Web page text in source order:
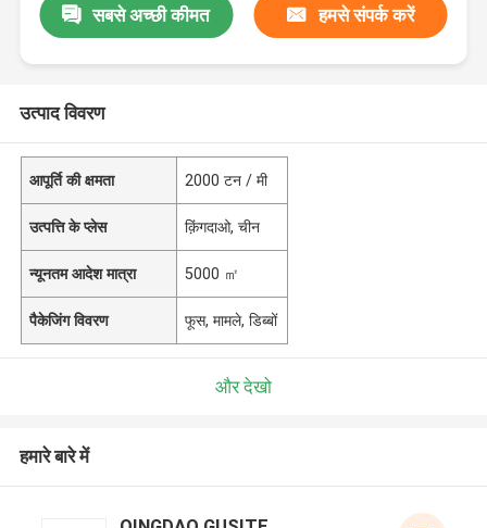
सबसे अच्छी कीमत हमसे संपर्क करें
उत्पाद विवरण
आपूर्ति की क्षमता 2000 टन / मी
उत्पत्ति के प्लेस क़िंगदाओ, चीन
न्यूनतम आदेश मात्रा 5000 ㎡
पैकेजिंग विवरण फूस, मामले, डिब्बों
और देखो
हमारे बारे में